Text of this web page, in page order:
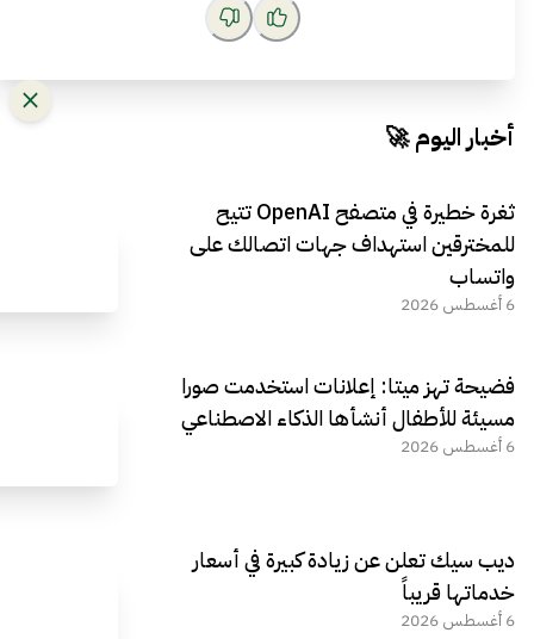
أخبار اليوم 🚀
ثغرة خطيرة في متصفح OpenAI تتيح
للمخترقين استهداف جهات اتصالك على
واتساب
6 أغسطس 2026
فضيحة تهز ميتا: إعلانات استخدمت صورا
مسيئة للأطفال أنشأها الذكاء الاصطناعي
6 أغسطس 2026
ديب سيك تعلن عن زيادة كبيرة في أسعار
خدماتها قريباً
6 أغسطس 2026